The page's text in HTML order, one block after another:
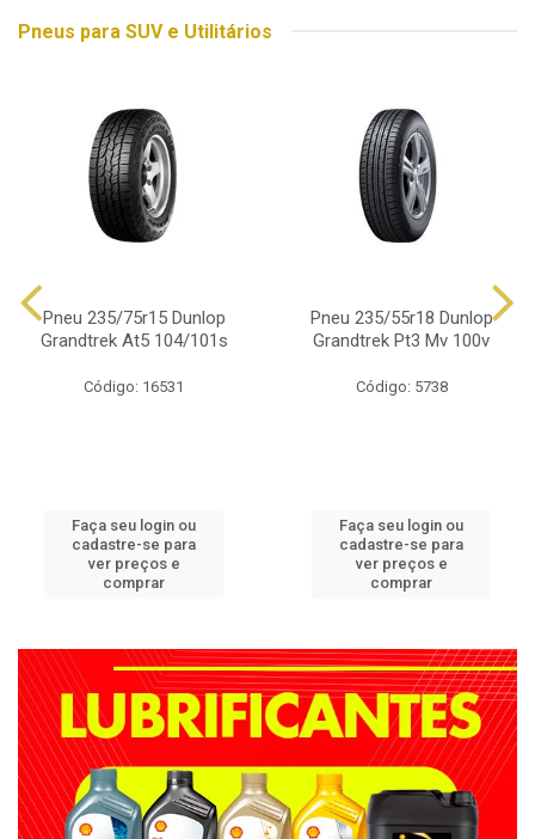
Pneus para SUV e Utilitários
Pneu 235/75r15 Dunlop
Grandtrek At5 104/101s
Código: 16531
Faça seu login ou
cadastre-se para
ver preços e
comprar
Pneu 235/55r18 Dunlop
Grandtrek Pt3 Mv 100v
Código: 5738
Faça seu login ou
cadastre-se para
ver preços e
comprar